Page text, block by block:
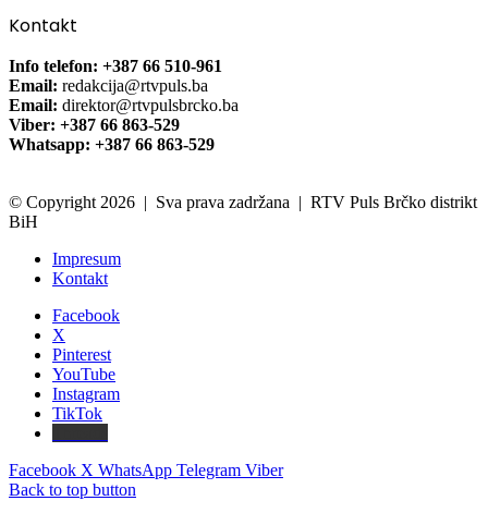
Kontakt
Info telefon: +387 66 510-961
Email: redakcija@rtvpuls.ba
Email: direktor@rtvpulsbrcko.ba
Viber: +387 66 863-529
Whatsapp: +387 66 863-529
© Copyright 2026 | Sva prava zadržana | RTV Puls Brčko distrikt
BiH
Impresum
Kontakt
Facebook
X
Pinterest
YouTube
Instagram
TikTok
Facebook X WhatsApp Telegram Viber
Back to top button